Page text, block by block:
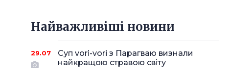
Найважливіші новини
29.07
Суп vori-vori з Парагваю визнали
найкращою стравою світу